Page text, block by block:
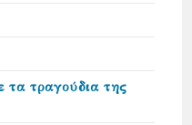
τα τραγούδια της